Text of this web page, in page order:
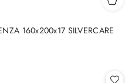
160x200x17 SILVERCARE